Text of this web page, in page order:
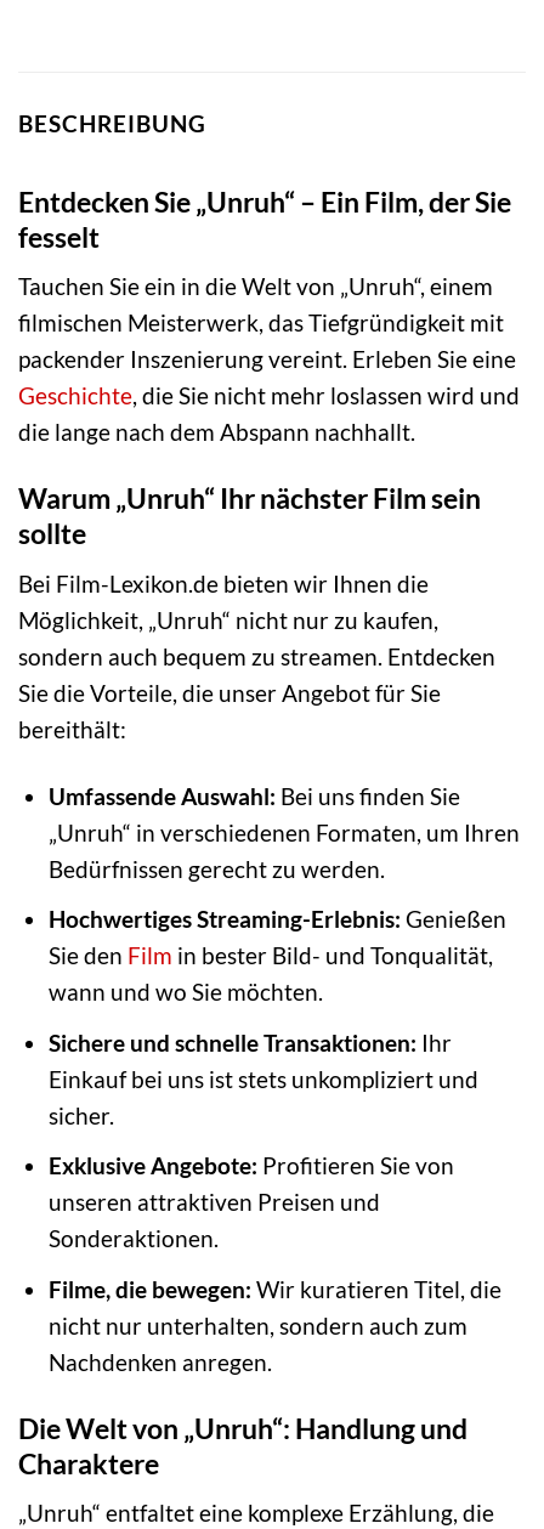
BESCHREIBUNG
Entdecken Sie „Unruh“ – Ein Film, der Sie
fesselt
Tauchen Sie ein in die Welt von „Unruh“, einem
filmischen Meisterwerk, das Tiefgründigkeit mit
packender Inszenierung vereint. Erleben Sie eine
Geschichte, die Sie nicht mehr loslassen wird und
die lange nach dem Abspann nachhallt.
Warum „Unruh“ Ihr nächster Film sein
sollte
Bei Film-Lexikon.de bieten wir Ihnen die
Möglichkeit, „Unruh“ nicht nur zu kaufen,
sondern auch bequem zu streamen. Entdecken
Sie die Vorteile, die unser Angebot für Sie
bereithält:
Umfassende Auswahl: Bei uns finden Sie
„Unruh“ in verschiedenen Formaten, um Ihren
Bedürfnissen gerecht zu werden.
Hochwertiges Streaming-Erlebnis: Genießen
Sie den Film in bester Bild- und Tonqualität,
wann und wo Sie möchten.
Sichere und schnelle Transaktionen: Ihr
Einkauf bei uns ist stets unkompliziert und
sicher.
Exklusive Angebote: Profitieren Sie von
unseren attraktiven Preisen und
Sonderaktionen.
Filme, die bewegen: Wir kuratieren Titel, die
nicht nur unterhalten, sondern auch zum
Nachdenken anregen.
Die Welt von „Unruh“: Handlung und
Charaktere
„Unruh“ entfaltet eine komplexe Erzählung, die